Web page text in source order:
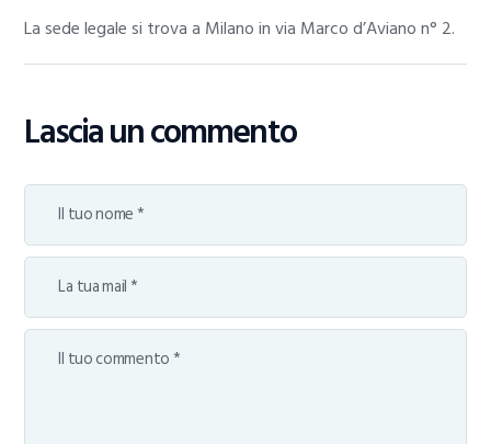
La sede legale si trova a Milano in via Marco d’Aviano n° 2.
Lascia un commento